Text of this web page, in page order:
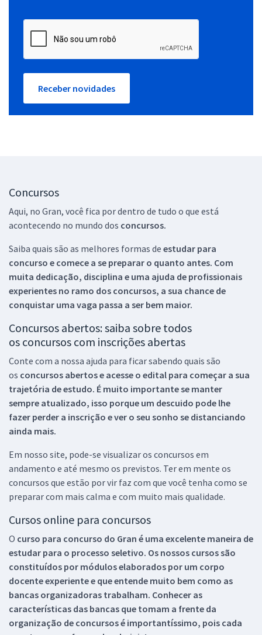
Receber novidades
Concursos
Aqui, no Gran, você fica por dentro de tudo o que está
acontecendo no mundo dos concursos.
Saiba quais são as melhores formas de estudar para
concurso e comece a se preparar o quanto antes. Com
muita dedicação, disciplina e uma ajuda de profissionais
experientes no ramo dos concursos, a sua chance de
conquistar uma vaga passa a ser bem maior.
Concursos abertos: saiba sobre todos
os concursos com inscrições abertas
Conte com a nossa ajuda para ficar sabendo quais são
os concursos abertos e acesse o edital para começar a sua
trajetória de estudo. É muito importante se manter
sempre atualizado, isso porque um descuido pode lhe
fazer perder a inscrição e ver o seu sonho se distanciando
ainda mais.
Em nosso site, pode-se visualizar os concursos em
andamento e até mesmo os previstos. Ter em mente os
concursos que estão por vir faz com que você tenha como se
preparar com mais calma e com muito mais qualidade.
Cursos online para concursos
O curso para concurso do Gran é uma excelente maneira de
estudar para o processo seletivo. Os nossos cursos são
constituídos por módulos elaborados por um corpo
docente experiente e que entende muito bem como as
bancas organizadoras trabalham. Conhecer as
características das bancas que tomam a frente da
organização de concursos é importantíssimo, pois cada